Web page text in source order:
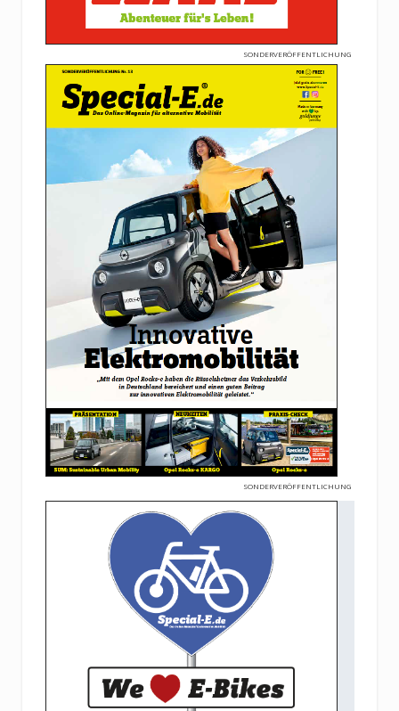
SONDERVERÖFFENTLICHUNG
SONDERVERÖFFENTLICHUNG